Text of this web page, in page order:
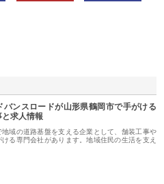
バンスロードが山形県鶴岡市で手がける
求人情報
地域の道路基盤を支える企業として、舗装工事や
る専門会社があります。地域住民の生活を支え